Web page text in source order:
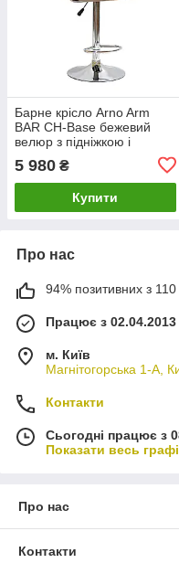
Барне крісло Arno Arm
BAR CH-Base бежевий
велюр з підніжкою і
регулюванням висоти
5 980 ₴
Купити
Про нас
94% позитивних з 110
Працює з 02.04.2013
м. Київ
Магнітогорська 1-А,
Контакти
Сьогодні працює з
Показати весь
Про нас
Контакти